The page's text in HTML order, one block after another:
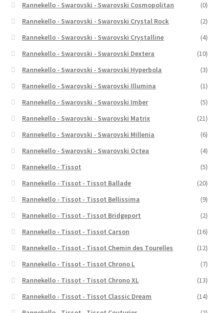
Rannekello - Swarovski - Swarovski Cosmopolitan
(0)
Rannekello - Swarovski - Swarovski Crystal Rock
(2)
Rannekello - Swarovski - Swarovski Crystalline
(4)
Rannekello - Swarovski - Swarovski Dextera
(10)
Rannekello - Swarovski - Swarovski Hyperbola
(3)
Rannekello - Swarovski - Swarovski Illumina
(1)
Rannekello - Swarovski - Swarovski Imber
(5)
Rannekello - Swarovski - Swarovski Matrix
(21)
Rannekello - Swarovski - Swarovski Millenia
(6)
Rannekello - Swarovski - Swarovski Octea
(4)
Rannekello - Tissot
(5)
Rannekello - Tissot - Tissot Ballade
(20)
Rannekello - Tissot - Tissot Bellissima
(9)
Rannekello - Tissot - Tissot Bridgeport
(2)
Rannekello - Tissot - Tissot Carson
(16)
Rannekello - Tissot - Tissot Chemin des Tourelles
(12)
Rannekello - Tissot - Tissot Chrono L
(7)
Rannekello - Tissot - Tissot Chrono XL
(13)
Rannekello - Tissot - Tissot Classic Dream
(14)